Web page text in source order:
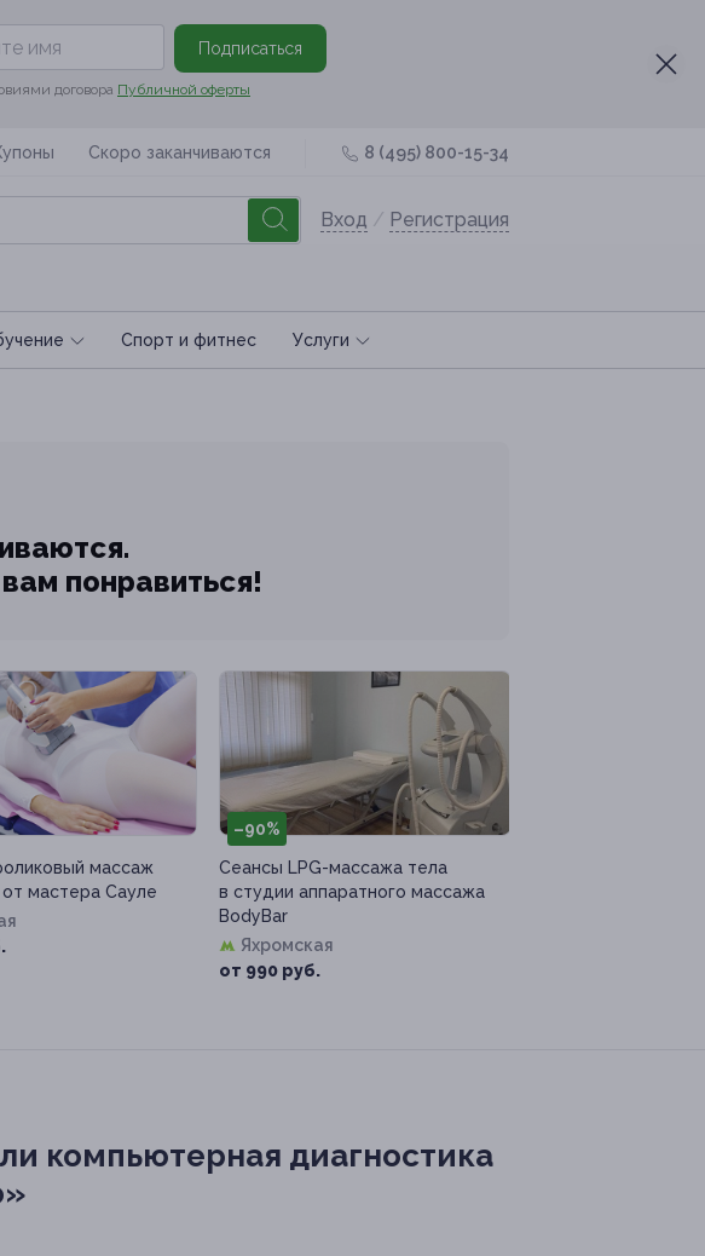
Подписаться
договора Публичной оферты
Скоро заканчиваются 8 (495) 800-15-34
Вход / Регистрация
Спoрт и фитнес Услуги
понравиться!
массаж
мастера Сауле
–90%
Сеансы LPG-массажа тела
в студии аппаратного массажа
BodyBar
Яхромская
от 990 руб.
компьютерная диагностика